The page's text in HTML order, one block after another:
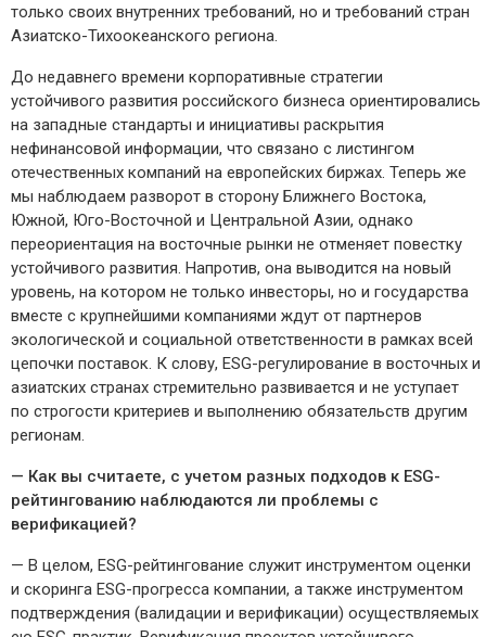
только своих внутренних требований, но и требований стран
Азиатско-Тихоокеанского региона.
До недавнего времени корпоративные стратегии
устойчивого развития российского бизнеса ориентировались
на западные стандарты и инициативы раскрытия
нефинансовой информации, что связано с листингом
отечественных компаний на европейских биржах. Теперь же
мы наблюдаем разворот в сторону Ближнего Востока,
Южной, Юго-Восточной и Центральной Азии, однако
переориентация на восточные рынки не отменяет повестку
устойчивого развития. Напротив, она выводится на новый
уровень, на котором не только инвесторы, но и государства
вместе с крупнейшими компаниями ждут от партнеров
экологической и социальной ответственности в рамках всей
цепочки поставок. К слову, ESG-регулирование в восточных и
азиатских странах стремительно развивается и не уступает
по строгости критериев и выполнению обязательств другим
регионам.
— Как вы считаете, с учетом разных подходов к ESG-
рейтингованию наблюдаются ли проблемы с
верификацией?
— В целом, ESG-рейтингование служит инструментом оценки
и скоринга ESG-прогресса компании, а также инструментом
подтверждения (валидации и верификации) осуществляемых